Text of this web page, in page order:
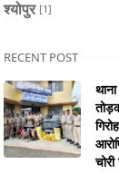
श्योपुर [1]
RECENT POST